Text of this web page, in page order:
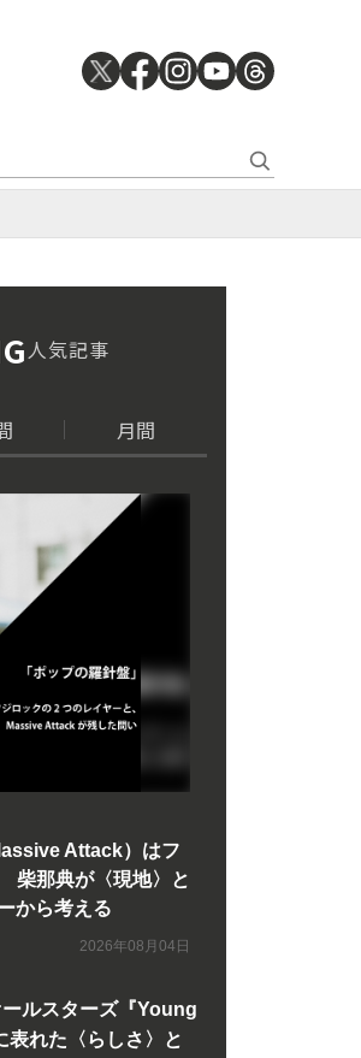
人気記事
月間
Attack）はフ
柴那典が〈現地〉と
から考える
2026年08月04日
ルスターズ『Young
表れた〈らしさ〉と